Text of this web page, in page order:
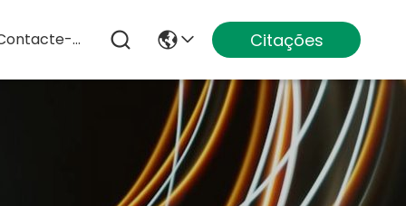
Contacte-Nos Citações